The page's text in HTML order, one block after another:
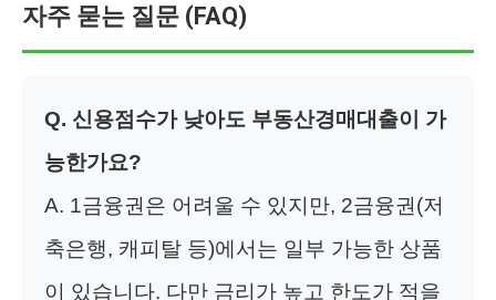
자주 묻는 질문 (FAQ)
Q. 신용점수가 낮아도 부동산경매대출이 가
능한가요?
A. 1금융권은 어려울 수 있지만, 2금융권(저
축은행, 캐피탈 등)에서는 일부 가능한 상품
이 있습니다. 다만 금리가 높고 한도가 적을